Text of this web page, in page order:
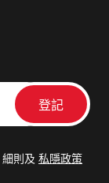
細則及 私隱政策